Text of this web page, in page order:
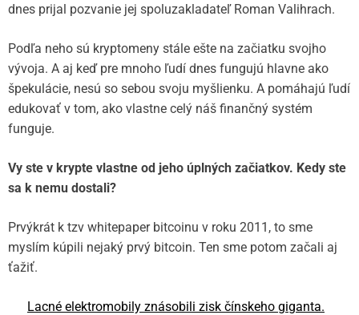
dnes prijal pozvanie jej spoluzakladateľ Roman Valihrach.
Podľa neho sú kryptomeny stále ešte na začiatku svojho
vývoja. A aj keď pre mnoho ľudí dnes fungujú hlavne ako
špekulácie, nesú so sebou svoju myšlienku. A pomáhajú ľudí
edukovať v tom, ako vlastne celý náš finančný systém
funguje.
Vy ste v krypte vlastne od jeho úplných začiatkov. Kedy ste
sa k nemu dostali?
Prvýkrát k tzv whitepaper bitcoinu v roku 2011, to sme
myslím kúpili nejaký prvý bitcoin. Ten sme potom začali aj
ťažiť.
Lacné elektromobily znásobili zisk čínskeho giganta.